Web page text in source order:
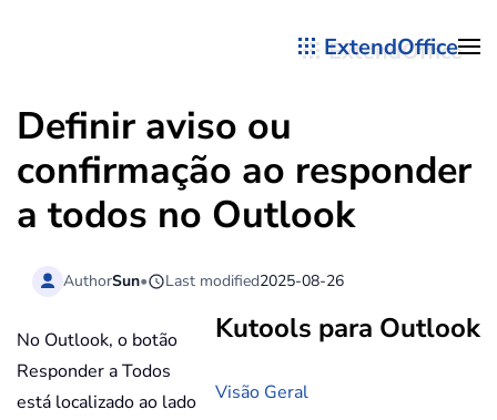
ExtendOffice
Definir aviso ou
confirmação ao responder
a todos no Outlook
AuthorSun• Last modified2025-08-26
Kutools para Outlook
Visão Geral
No Outlook, o botão
Responder a Todos
está localizado ao lado